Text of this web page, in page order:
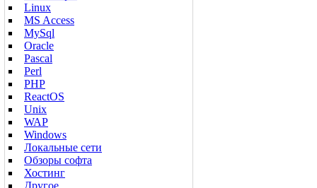
Linux
MS Access
MySql
Oracle
Pascal
Perl
PHP
ReactOS
Unix
WAP
Windows
Локальные сети
Обзоры софта
Хостинг
Другое